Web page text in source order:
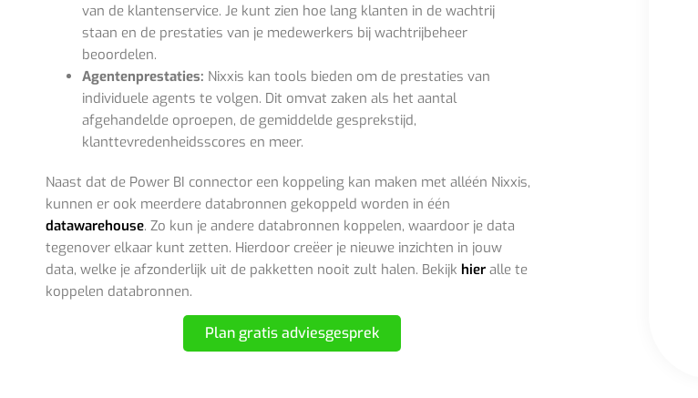
van de klantenservice. Je kunt zien hoe lang klanten in de wachtrij
staan en de prestaties van je medewerkers bij wachtrijbeheer
beoordelen.
Agentenprestaties: Nixxis kan tools bieden om de prestaties van
individuele agents te volgen. Dit omvat zaken als het aantal
afgehandelde oproepen, de gemiddelde gesprekstijd,
klanttevredenheidsscores en meer.
Naast dat de Power BI connector een koppeling kan maken met alléén Nixxis,
kunnen er ook meerdere databronnen gekoppeld worden in één
datawarehouse. Zo kun je andere databronnen koppelen, waardoor je data
tegenover elkaar kunt zetten. Hierdoor creëer je nieuwe inzichten in jouw
data, welke je afzonderlijk uit de pakketten nooit zult halen. Bekijk hier alle te
koppelen databronnen.
Plan gratis adviesgesprek